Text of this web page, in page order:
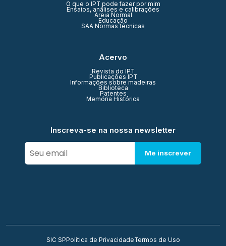
O que o IPT pode fazer por mim
Ensaios, análises e calibrações
Areia Normal
Educação
SAA Normas técnicas
Acervo
Revista do IPT
Publicações IPT
Informações sobre madeiras
Biblioteca
Patentes
Memória Histórica
Inscreva-se na nossa newsletter
Me inscrever
SIC SP Política de PrivacidadeTermos de Uso